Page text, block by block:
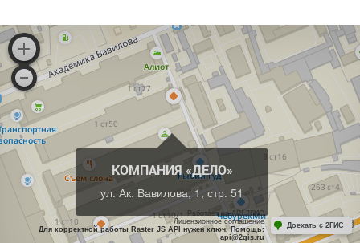
КОМПАНИЯ «ДЕЛО»
ул. Ак. Вавилова, 1, стр. 51
Работает на API 2ГИС
Лицензионное соглашение
Для корректной работы Raster JS API нужен ключ. Помощь:
api@2gis.ru
Доехать с 2ГИС